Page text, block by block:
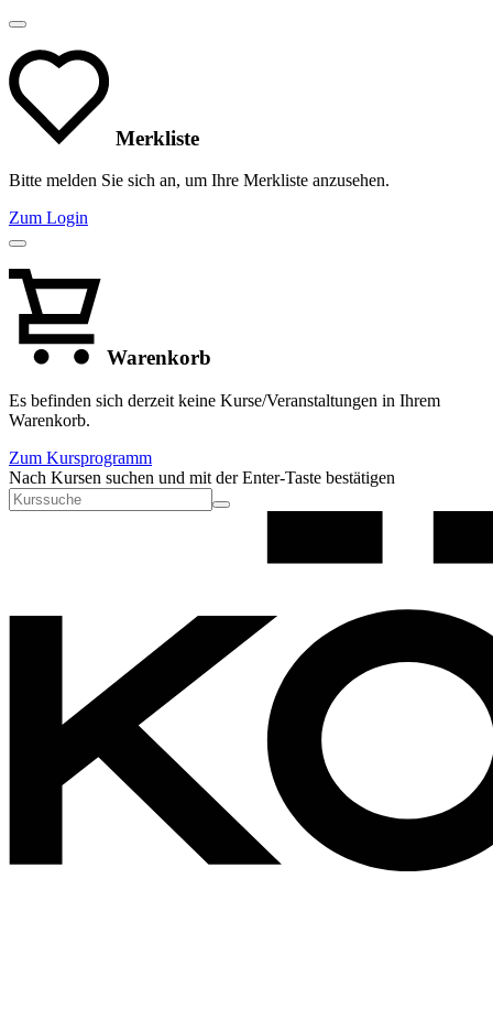
Merkliste
Bitte melden Sie sich an, um Ihre Merkliste anzusehen.
Zum Login
Warenkorb
Es befinden sich derzeit keine Kurse/Veranstaltungen in Ihrem
Warenkorb.
Zum Kursprogramm
Nach Kursen suchen und mit der Enter-Taste bestätigen